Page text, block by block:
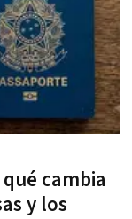
cambia
y los